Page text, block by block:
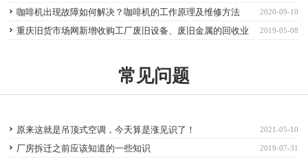
2020-09-10
咖啡机出现故障如何解决？咖啡机的工作原理及维修方法
2019-05-08
重庆旧货市场网新增收购工厂废旧设备、废旧金属的回收业
常见问题
2021-05-10
原来这就是吊顶式空调，今天算是涨见识了！
2019-07-31
厂房拆迁之前应该知道的一些知识